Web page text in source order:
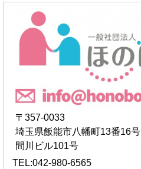
〒357-0033
埼玉県飯能市八幡町13番16号
間川ビル101号
TEL:042-980-6565